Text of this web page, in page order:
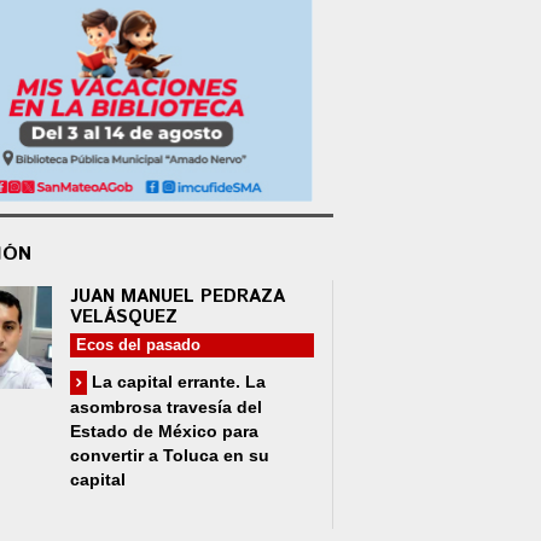
JUAN MANUEL PEDRAZA
VELÁSQUEZ
Ecos del pasado
La capital errante. La
asombrosa travesía del
Estado de México para
convertir a Toluca en su
capital